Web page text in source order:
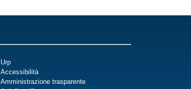
Urp
Accessibilità
Amministrazione trasparente